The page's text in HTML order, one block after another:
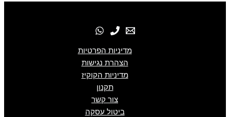
מדיניות הפרטיות
הצהרת נגישות
מדיניות הקוקיז
תקנון
צור קשר
ביטול עסקה